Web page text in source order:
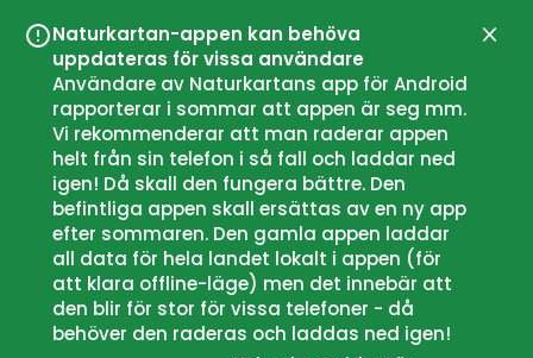
Naturkartan-appen kan behöva
uppdateras för vissa användare
Användare av Naturkartans app för Android
rapporterar i sommar att appen är seg mm.
Vi rekommenderar att man raderar appen
helt från sin telefon i så fall och laddar ned
igen! Då skall den fungera bättre. Den
befintliga appen skall ersättas av en ny app
efter sommaren. Den gamla appen laddar
all data för hela landet lokalt i appen (för
att klara offline-läge) men det innebär att
den blir för stor för vissa telefoner - då
behöver den raderas och laddas ned igen!